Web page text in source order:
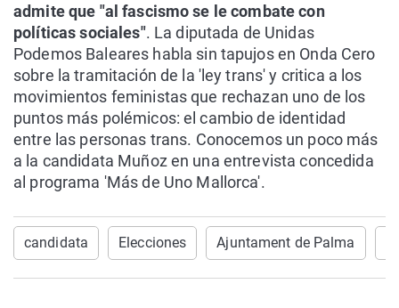
admite que "al fascismo se le combate con
políticas sociales". La diputada de Unidas
Podemos Baleares habla sin tapujos en Onda Cero
sobre la tramitación de la 'ley trans' y critica a los
movimientos feministas que rechazan uno de los
puntos más polémicos: el cambio de identidad
entre las personas trans. Conocemos un poco más
a la candidata Muñoz en una entrevista concedida
al programa 'Más de Uno Mallorca'.
candidata Elecciones Ajuntament de Palma